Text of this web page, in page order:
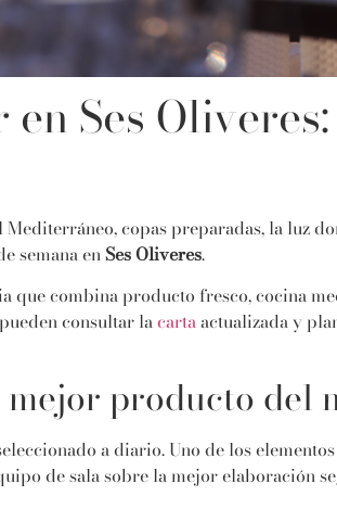
Ses
copas preparadas, la luz
semana en Ses Oliveres.
que combina producto fresco, cocina
consultar la carta actualizada y
mejor producto del
a diario. Uno de los
de sala sobre la mejor elaboración